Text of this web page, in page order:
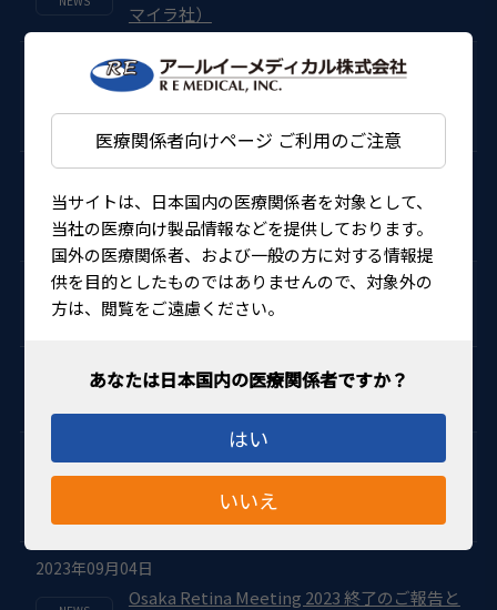
医療関係者向けページ ご利用のご注意
当サイトは、日本国内の医療関係者を対象として、
当社の医療向け製品情報などを提供しております。
国外の医療関係者、および一般の方に対する情報提
供を目的としたものではありませんので、対象外の
方は、閲覧をご遠慮ください。
はい
いいえ
マイラ社）
2024年05月27日
標準販売価格改定のお知らせ（ライカート社
標準販売価格改定のお知らせ（ウェルチ・ア
レン社）
2024年04月11日
標準販売価格改定のお知らせ（VOLK社）
2024年03月11日
2024年01月30日
標準販売価格改定のお知らせ（ドルク社、オ
クルス社、ハリケーンメディカル社）
2023年09月04日
Osaka Retina Meeting 2023 終了のご報告と